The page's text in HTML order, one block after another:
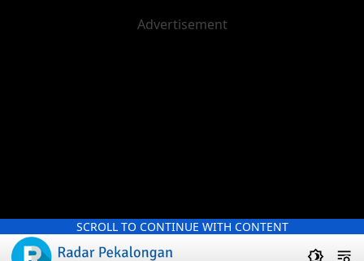
SCROLL TO CONTINUE WITH CONTENT